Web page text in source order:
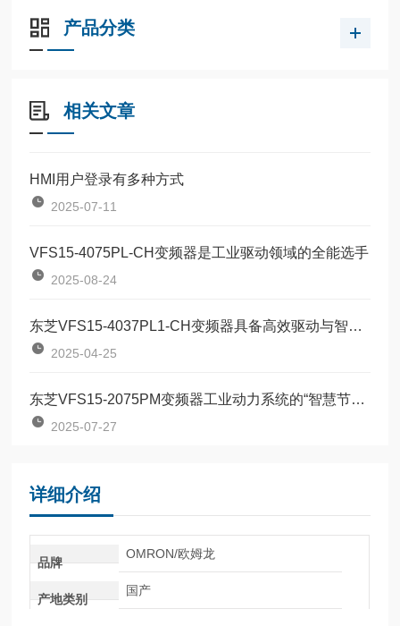
产品分类
相关文章
HMI用户登录有多种方式
2025-07-11
VFS15-4075PL-CH变频器是工业驱动领域的全能选手
2025-08-24
东芝VFS15-4037PL1-CH变频器具备高效驱动与智能控制
2025-04-25
东芝VFS15-2075PM变频器工业动力系统的“智慧节能引擎”
2025-07-27
详细介绍
品牌
OMRON/欧姆龙
产地类别
国产